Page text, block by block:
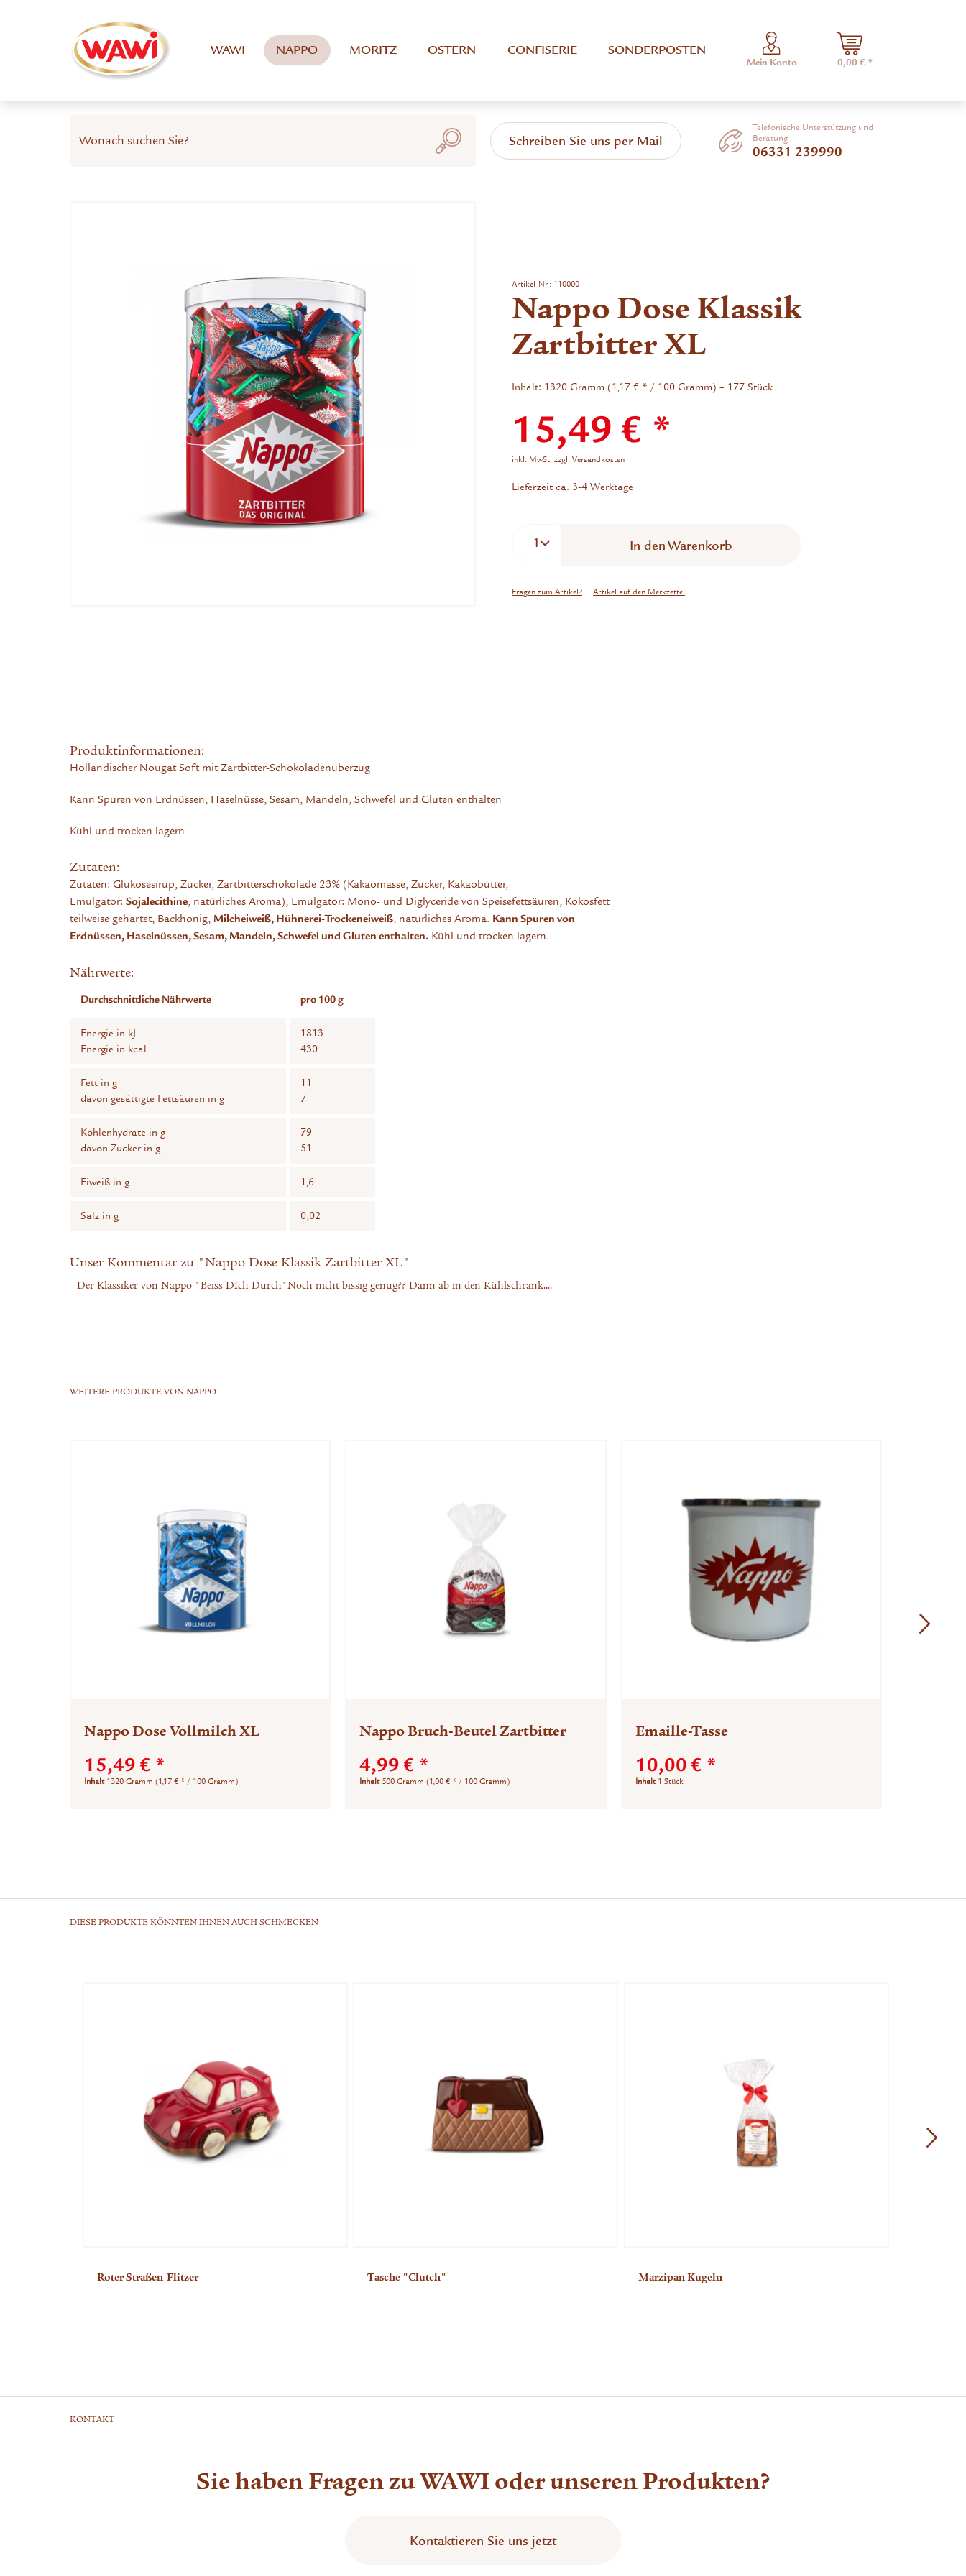
WAWI NAPPO MORITZ OSTERN CONFISERIE SONDERPOSTEN
Mein Konto 0,00 € *
Schreiben Sie uns per Mail
Telefonische Unterstützung und
Beratung
06331 239990
Artikel-Nr.: 110000
Nappo Dose Klassik
Zartbitter XL
Inhalt: 1320 Gramm (1,17 € * / 100 Gramm) – 177 Stück
15,49 € *
inkl. MwSt. zzgl. Versandkosten
Lieferzeit ca. 3-4 Werktage
In denWarenkorb
Fragen zum Artikel? Artikel auf den Merkzettel
Produktinformationen:
Holländischer Nougat Soft mit Zartbitter-Schokoladenüberzug
Kann Spuren von Erdnüssen, Haselnüsse, Sesam, Mandeln, Schwefel und Gluten enthalten
Kühl und trocken lagern
Zutaten:
Zutaten: Glukosesirup, Zucker, Zartbitterschokolade 23% (Kakaomasse, Zucker, Kakaobutter,
Emulgator:Sojalecithine, natürliches Aroma), Emulgator: Mono- und Diglyceride von Speisefettsäuren, Kokosfett
teilweise gehärtet, Backhonig,Milcheiweiß, Hühnerei-Trockeneiweiß, natürliches Aroma. Kann Spuren von
Erdnüssen, Haselnüssen, Sesam, Mandeln, Schwefel und Gluten enthalten. Kühl und trocken lagern.
Nährwerte:
Durchschnittliche Nährwerte pro 100 g
Energie in kJ
Energie in kcal
1813
430
Fett in g
davon gesättigte Fettsäuren in g
11
7
Kohlenhydrate in g
davon Zucker in g
79
51
Eiweiß in g 1,6
Salz in g 0,02
Unser Kommentar zu "Nappo Dose Klassik Zartbitter XL"
Der Klassiker von Nappo "Beiss DIch Durch"Noch nicht bissig genug?? Dann ab in den Kühlschrank....
WEITERE PRODUKTE VON NAPPO
Nappo Dose Vollmilch XL
15,49 € *
Inhalt 1320 Gramm(1,17 € * / 100 Gramm)
Nappo Bruch-Beutel Zartbitter
4,99 € *
Inhalt500 Gramm(1,00 € * / 100 Gramm)
Emaille-Tasse
10,00 € *
Inhalt 1 Stück
DIESE PRODUKTE KÖNNTEN IHNEN AUCH SCHMECKEN
Roter Straßen-Flitzer Tasche "Clutch" Marzipan Kugeln
KONTAKT
Sie haben Fragen zu WAWI oder unseren Produkten?
Kontaktieren Sie uns jetzt